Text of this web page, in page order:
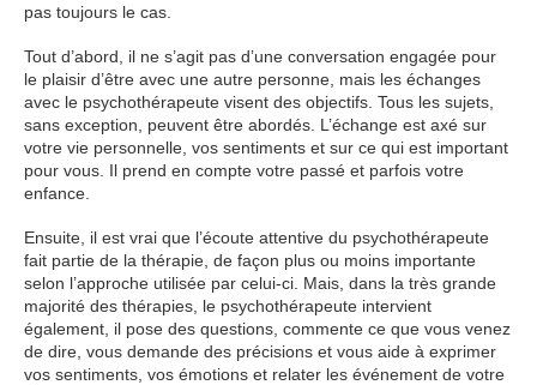
pas toujours le cas.
Tout d’abord, il ne s’agit pas d’une conversation engagée pour
le plaisir d’être avec une autre personne, mais les échanges
avec le psychothérapeute visent des objectifs. Tous les sujets,
sans exception, peuvent être abordés. L’échange est axé sur
votre vie personnelle, vos sentiments et sur ce qui est important
pour vous. Il prend en compte votre passé et parfois votre
enfance.
Ensuite, il est vrai que l’écoute attentive du psychothérapeute
fait partie de la thérapie, de façon plus ou moins importante
selon l’approche utilisée par celui-ci. Mais, dans la très grande
majorité des thérapies, le psychothérapeute intervient
également, il pose des questions, commente ce que vous venez
de dire, vous demande des précisions et vous aide à exprimer
vos sentiments, vos émotions et relater les événement de votre